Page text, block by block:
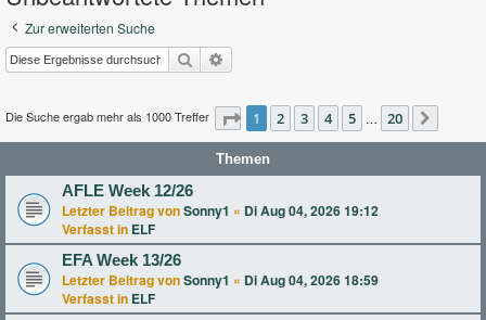
Zur erweiterten Suche
Suche
Die Suche ergab mehr als 1000 Treffer Seite1 von 20
1 2 3 4 5 … 20
Themen
AFLE Week 12/26
Letzter Beitrag vonSonny1 « Di Aug 04, 2026 19:12
Verfasst in ELF
EFA Week 13/26
Letzter Beitrag vonSonny1 « Di Aug 04, 2026 18:59
Verfasst in ELF